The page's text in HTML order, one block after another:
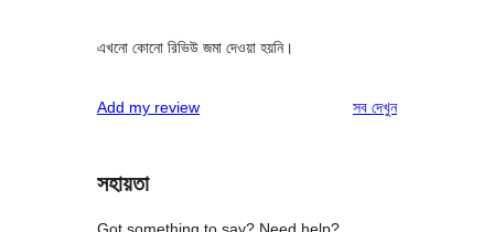
এখনো কোনো রিভিউ জমা দেওয়া হয়নি।
Add my review সবরিভিউ
দেখুন
সহায়তা